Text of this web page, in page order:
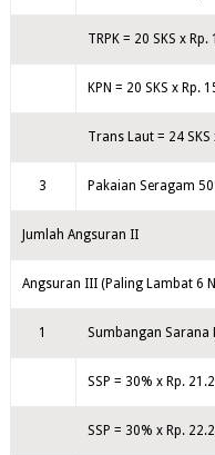
TRPK = 20 SKS x
KPN = 20 SKS x Rp.
Trans Laut = 24 SKS
3 Pakaian Seragam
Jumlah Angsuran II
Angsuran III (Paling Lambat 6
1 Sumbangan Sarana
SSP = 30% x Rp.
SSP = 30% x Rp.